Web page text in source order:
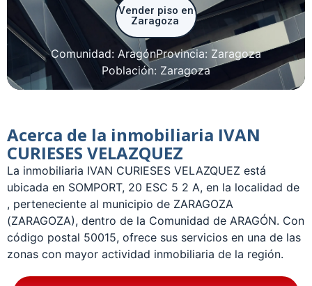
Vender piso en
Zaragoza
Comunidad: AragónProvincia: Zaragoza
Población: Zaragoza
Acerca de la inmobiliaria IVAN
CURIESES VELAZQUEZ
La inmobiliaria IVAN CURIESES VELAZQUEZ está
ubicada en SOMPORT, 20 ESC 5 2 A, en la localidad de
, perteneciente al municipio de ZARAGOZA
(ZARAGOZA), dentro de la Comunidad de ARAGÓN. Con
código postal 50015, ofrece sus servicios en una de las
zonas con mayor actividad inmobiliaria de la región.